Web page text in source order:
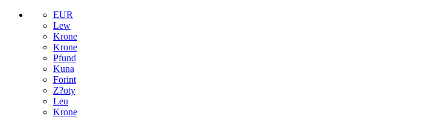
EUR
Lew
Krone
Krone
Pfund
Kuna
Forint
Z?oty
Leu
Krone